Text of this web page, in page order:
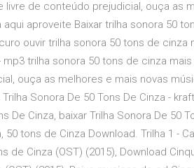
livre de conteúdo prejudicial, ouça as
aproveite Baixar trilha sonora 50
ouvir trilha sonora 50 tons de cinza
trilha sonora 50 tons de cinza
ouça as melhores e mais novas
Sonora De 50 Tons De Cinza -
De Cinza, baixar Trilha Sonora De 50
tons de Cinza Download. Trilha 1 -
de Cinza (OST) (2015), Download